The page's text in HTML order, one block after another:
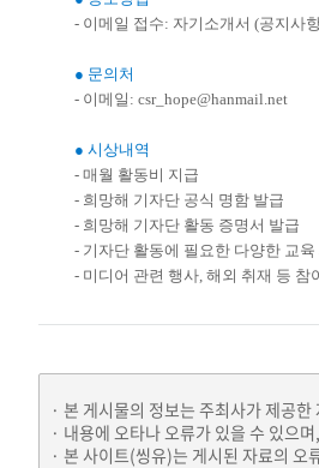
- 이메일 접수: 자기소개서 (공지사
● 문의처
- 이메일: csr_hope@hanmail.net
● 시상내역
- 매월 활동비 지급
- 희망해 기자단 공식 명함 발급
- 희망해 기자단 활동 증명서 발급
- 기자단 활동에 필요한 다양한 교육
- 미디어 관련 행사, 해외 취재 등 참
본 게시물의 정보는 주최사가 제공
내용에 오타나 오류가 있을 수 있으
본 사이트(씽유)는 게시된 자료의 오